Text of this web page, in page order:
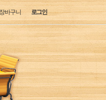
로그인
바구니